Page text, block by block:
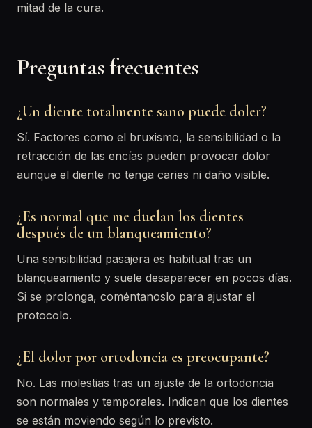
mitad de la cura.
Preguntas frecuentes
¿Un diente totalmente sano puede doler?
Sí. Factores como el bruxismo, la sensibilidad o la
retracción de las encías pueden provocar dolor
aunque el diente no tenga caries ni daño visible.
¿Es normal que me duelan los dientes
después de un blanqueamiento?
Una sensibilidad pasajera es habitual tras un
blanqueamiento y suele desaparecer en pocos días.
Si se prolonga, coméntanoslo para ajustar el
protocolo.
¿El dolor por ortodoncia es preocupante?
No. Las molestias tras un ajuste de la ortodoncia
son normales y temporales. Indican que los dientes
se están moviendo según lo previsto.